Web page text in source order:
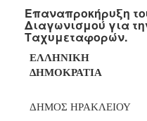
2022
2021
2020
2018
Επαναπροκήρυξη
Διαγωνισμού για
Ταχυμεταφορών.
ΕΛΛΗΝΙΚΗ
ΔΗΜΟΚΡΑΤΙΑ
ΔΗΜΟΣ ΗΡΑΚΛΕΙΟΥ